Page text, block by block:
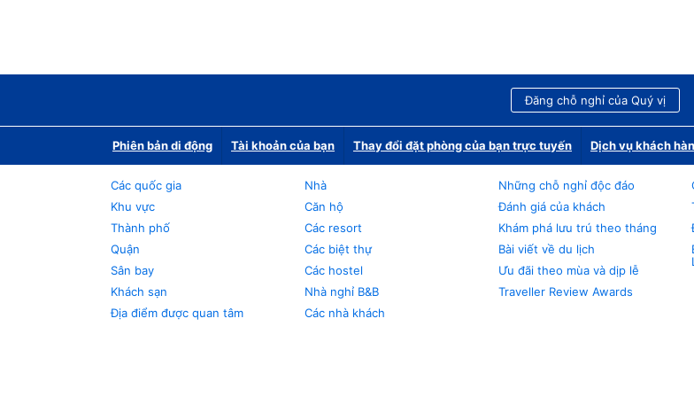
Đăng chỗ nghỉ của Quý vị
Phiên bản di động Tài khoản của bạn Thay đổi đặt phòng của bạn trực tuyến Dịch vụ khách
Các quốc gia
Khu vực
Thành phố
Quận
Sân bay
Khách sạn
Địa điểm được quan tâm
Nhà
Căn hộ
Các resort
Các biệt thự
Các hostel
Nhà nghỉ B&B
Các nhà khách
Những chỗ nghỉ độc đáo
Đánh giá của khách
Khám phá lưu trú theo tháng
Bài viết về du lịch
Ưu đãi theo mùa và dịp lễ
Traveller Review Awards